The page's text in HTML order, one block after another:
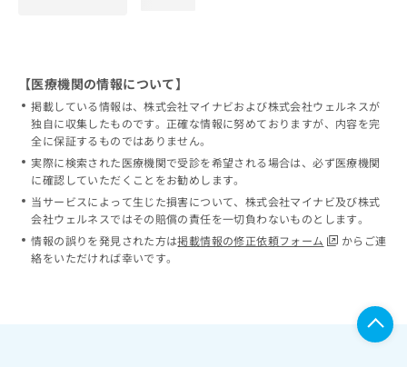
【医療機関の情報について】
掲載している情報は、株式会社マイナビおよび株式会社ウェルネスが
独自に収集したものです。正確な情報に努めておりますが、内容を完
全に保証するものではありません。
実際に検索された医療機関で受診を希望される場合は、必ず医療機関
に確認していただくことをお勧めします。
当サービスによって生じた損害について、株式会社マイナビ及び株式
会社ウェルネスではその賠償の責任を一切負わないものとします。
情報の誤りを発見された方は掲載情報の修正依頼フォーム
からご連
絡をいただければ幸いです。